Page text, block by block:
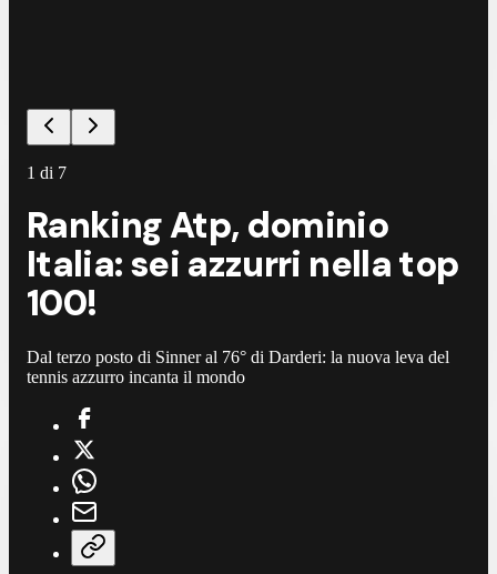
1 di 7
Ranking Atp, dominio
Italia: sei azzurri nella top
100!
Dal terzo posto di Sinner al 76° di Darderi: la nuova leva del
tennis azzurro incanta il mondo